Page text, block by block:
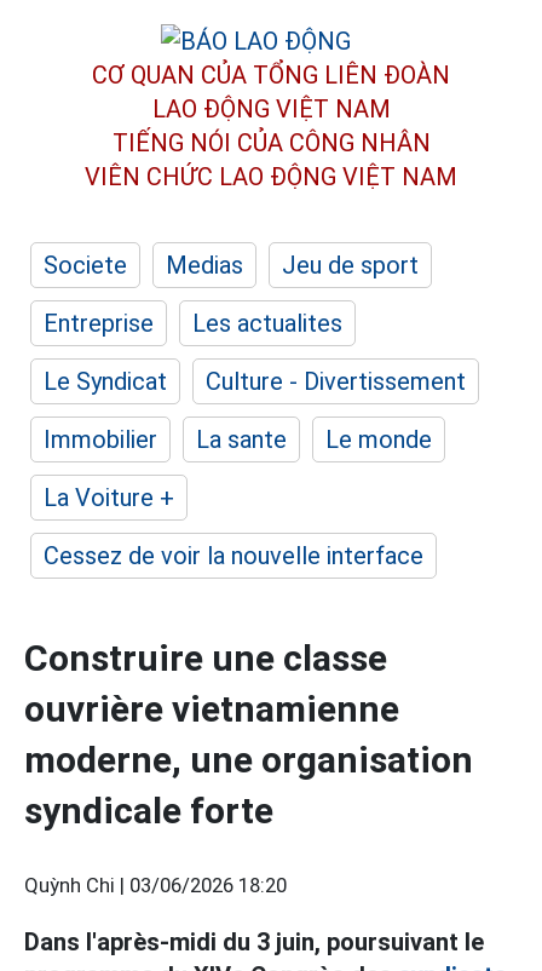
CƠ QUAN CỦA TỔNG LIÊN ĐOÀN
LAO ĐỘNG VIỆT NAM
TIẾNG NÓI CỦA CÔNG NHÂN
VIÊN CHỨC LAO ĐỘNG VIỆT NAM
Societe Medias
Jeu de sport
Entreprise
Les actualites
Le Syndicat
Culture - Divertissement
Immobilier
La sante
Le monde
La Voiture +
Cessez de voir la nouvelle interface
Construire une classe
ouvrière vietnamienne
moderne, une organisation
syndicale forte
Quỳnh Chi | 03/06/2026 18:20
Dans l'après-midi du 3 juin, poursuivant le